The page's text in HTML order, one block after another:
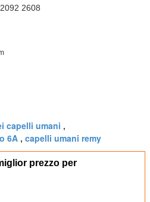
2608
capelli umani ,
6A , capelli umani remy
prezzo per